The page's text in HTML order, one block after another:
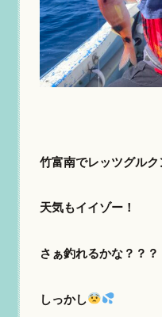
竹富南でレッツグルク
天気もイイゾー！
さぁ釣れるかな？？？
しっかし